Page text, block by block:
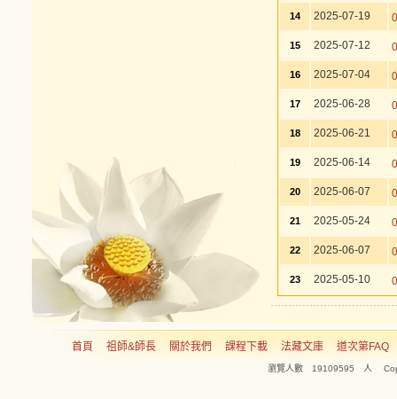
14 2025-07-19
15 2025-07-12
16 2025-07-04
17 2025-06-28
18 2025-06-21
19 2025-06-14
20 2025-06-07
21 2025-05-24
22 2025-06-07
23 2025-05-10
首頁 祖師&師長 關於我們 課程下載 法藏文庫 道次第FAQ
瀏覽人數 19109595 人